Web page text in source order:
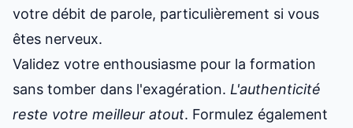
votre débit de parole, particulièrement si vous
êtes nerveux.
Validez votre enthousiasme pour la formation
sans tomber dans l'exagération. L'authenticité
reste votre meilleur atout. Formulez également